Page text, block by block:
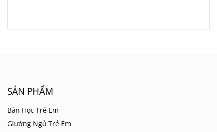
SẢN PHẨM
Bàn Học Trẻ Em
Giường Ngủ Trẻ Em